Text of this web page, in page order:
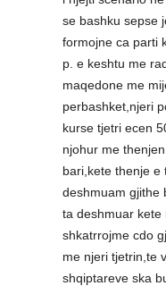
se bashku sepse
formojne ca parti
p. e keshtu me
maqedone me
perbashket,njeri
kurse tjetri ecen
njohur me
bari,kete thenje e
deshmuam gjithe
ta deshmuar kete
shkatrrojme cdo
me njeri tjetrin,te
shqiptareve ska